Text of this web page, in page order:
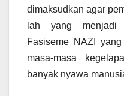
dimaksudkan agar
lah yang menjadi
Fasiseme NAZI
masa-masa
banyak nyawa